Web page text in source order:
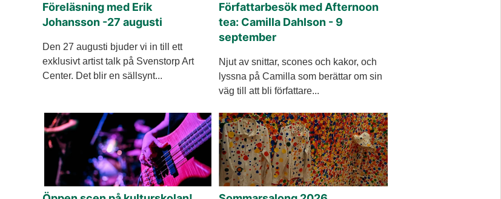
Föreläsning med Erik
Johansson -27 augusti
Den 27 augusti bjuder vi in till ett
exklusivt artist talk på Svenstorp Art
Center. Det blir en sällsynt...
Författarbesök med Afternoon
tea: Camilla Dahlson - 9
september
Njut av snittar, scones och kakor, och
lyssna på Camilla som berättar om sin
väg till att bli författare...